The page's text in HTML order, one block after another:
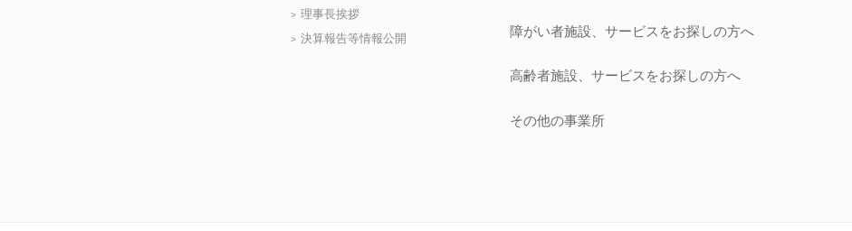
理事長挨拶
決算報告等情報公開
障がい者施設、サービス をお探しの方へ
高齢者施設、サービス をお探しの方へ
その他の事業所